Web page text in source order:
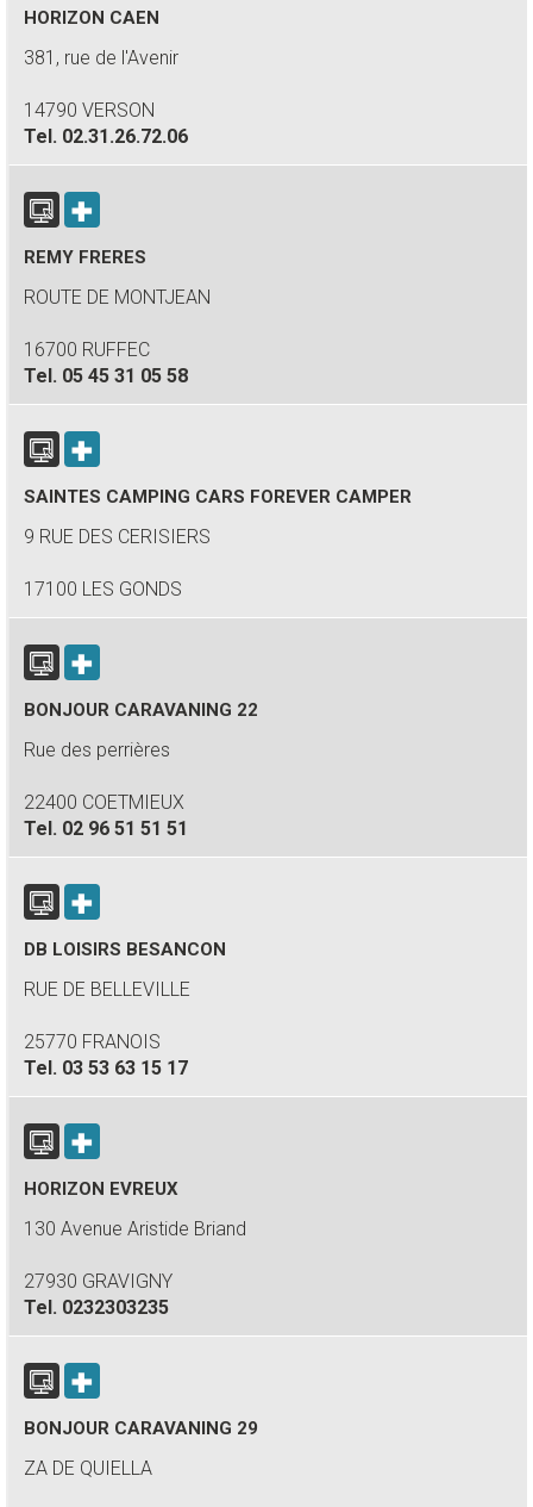
HORIZON CAEN
381, rue de l'Avenir
14790 VERSON
Tel. 02.31.26.72.06
REMY FRERES
ROUTE DE MONTJEAN
16700 RUFFEC
Tel. 05 45 31 05 58
SAINTES CAMPING CARS FOREVER CAMPER
9 RUE DES CERISIERS
17100 LES GONDS
BONJOUR CARAVANING 22
Rue des perrières
22400 COETMIEUX
Tel. 02 96 51 51 51
DB LOISIRS BESANCON
RUE DE BELLEVILLE
25770 FRANOIS
Tel. 03 53 63 15 17
HORIZON EVREUX
130 Avenue Aristide Briand
27930 GRAVIGNY
Tel. 0232303235
BONJOUR CARAVANING 29
ZA DE QUIELLA